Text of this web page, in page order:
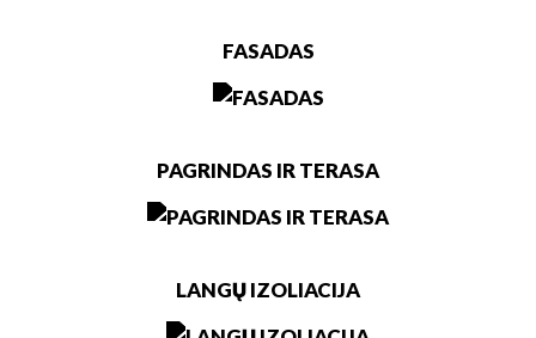
FASADAS
PAGRINDAS IR TERASA
LANGŲ IZOLIACIJA